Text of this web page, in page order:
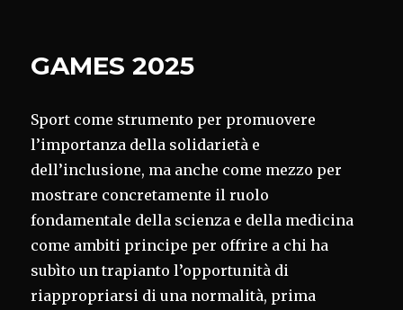
GAMES 2025
Sport come strumento per promuovere
l’importanza della solidarietà e
dell’inclusione, ma anche come mezzo per
mostrare concretamente il ruolo
fondamentale della scienza e della medicina
come ambiti principe per offrire a chi ha
subìto un trapianto l’opportunità di
riappropriarsi di una normalità, prima